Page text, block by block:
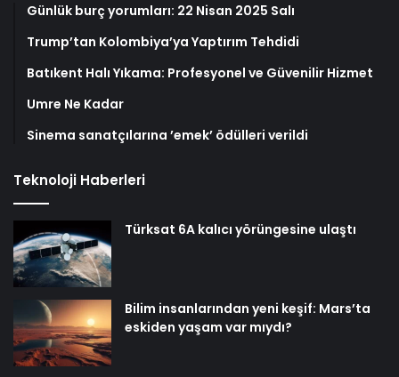
Günlük burç yorumları: 22 Nisan 2025 Salı
Trump’tan Kolombiya’ya Yaptırım Tehdidi
Batıkent Halı Yıkama: Profesyonel ve Güvenilir Hizmet
Umre Ne Kadar
Sinema sanatçılarına ’emek’ ödülleri verildi
Teknoloji Haberleri
Türksat 6A kalıcı yörüngesine ulaştı
Bilim insanlarından yeni keşif: Mars’ta
eskiden yaşam var mıydı?